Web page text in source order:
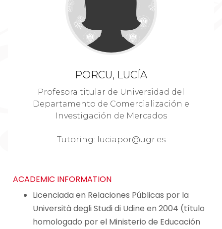
PORCU, LUCÍA
Profesora titular de Universidad del
Departamento de Comercialización e
Investigación de Mercados
Tutoring: luciapor@ugr.es
ACADEMIC INFORMATION
Licenciada en Relaciones Públicas por la
Università degli Studi di Udine en 2004 (título
homologado por el Ministerio de Educación